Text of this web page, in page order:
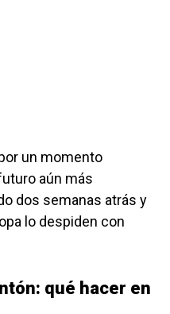
un momento
aún más
dos semanas atrás y
lo despiden con
qué hacer en